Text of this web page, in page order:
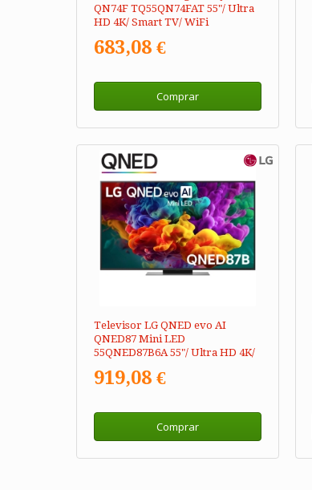
QN74F TQ55QN74FAT 55"/ Ultra
HD 4K/ Smart TV/ WiFi
683,08 €
Comprar
Televisor LG QNED evo AI
QNED87 Mini LED
55QNED87B6A 55"/ Ultra HD 4K/
919,08 €
Comprar